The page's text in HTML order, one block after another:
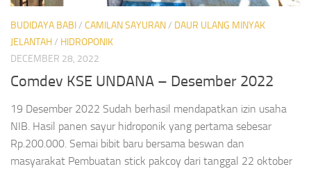
BUDIDAYA BABI/ CAMILAN SAYURAN/ DAUR ULANG MINYAK
JELANTAH/ HIDROPONIK
DECEMBER 28, 2022
Comdev KSE UNDANA – Desember 2022
19 Desember 2022 Sudah berhasil mendapatkan izin usaha
NIB. Hasil panen sayur hidroponik yang pertama sebesar
Rp.200.000. Semai bibit baru bersama beswan dan
masyarakat Pembuatan stick pakcoy dari tanggal 22 oktober